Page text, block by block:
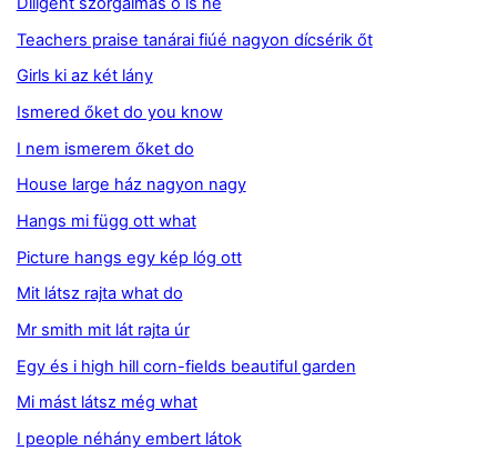
Teachers praise tanárai fiúé nagyon dícsérik őt
Girls ki az két lány
Ismered őket do you know
I nem ismerem őket do
House large ház nagyon nagy
Hangs mi függ ott what
Picture hangs egy kép lóg ott
Mit látsz rajta what do
Mr smith mit lát rajta úr
Egy és i high hill corn-fields beautiful garden
Mi mást látsz még what
I people néhány embert látok